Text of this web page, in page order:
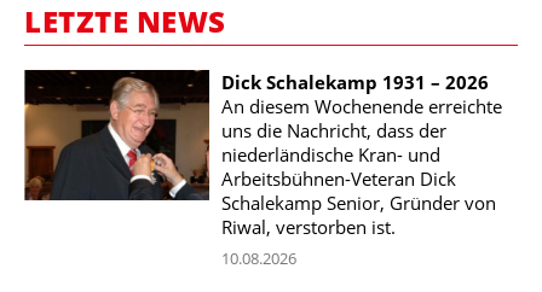
LETZTE NEWS
Dick Schalekamp 1931 – 2026
An diesem Wochenende erreichte
uns die Nachricht, dass der
niederländische Kran- und
Arbeitsbühnen-Veteran Dick
Schalekamp Senior, Gründer von
Riwal, verstorben ist.
10.08.2026